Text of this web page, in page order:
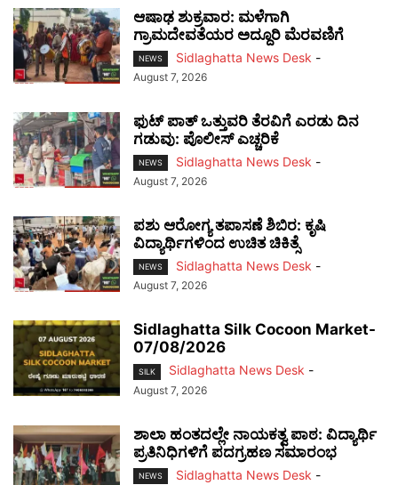
ಆಷಾಢ ಶುಕ್ರವಾರ: ಮಳೆಗಾಗಿ
ಗ್ರಾಮದೇವತೆಯರ ಅದ್ದೂರಿ ಮೆರವಣಿಗೆ
NEWS Sidlaghatta News Desk -
August 7, 2026
ಫುಟ್‌ ಪಾತ್ ಒತ್ತುವರಿ ತೆರವಿಗೆ ಎರಡು ದಿನ
ಗಡುವು: ಪೊಲೀಸ್ ಎಚ್ಚರಿಕೆ
NEWS Sidlaghatta News Desk -
August 7, 2026
ಪಶು ಆರೋಗ್ಯ ತಪಾಸಣೆ ಶಿಬಿರ: ಕೃಷಿ
ವಿದ್ಯಾರ್ಥಿಗಳಿಂದ ಉಚಿತ ಚಿಕಿತ್ಸೆ
NEWS Sidlaghatta News Desk -
August 7, 2026
Sidlaghatta Silk Cocoon Market-
07/08/2026
SILK Sidlaghatta News Desk -
August 7, 2026
ಶಾಲಾ ಹಂತದಲ್ಲೇ ನಾಯಕತ್ವ ಪಾಠ: ವಿದ್ಯಾರ್ಥಿ
ಪ್ರತಿನಿಧಿಗಳಿಗೆ ಪದಗ್ರಹಣ ಸಮಾರಂಭ
NEWS Sidlaghatta News Desk -